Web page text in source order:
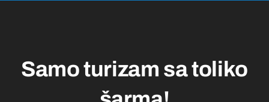
Samo turizam sa toliko